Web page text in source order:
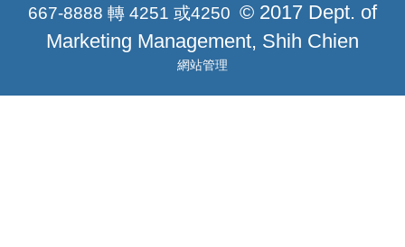
667-8888 轉 4251 或4250 © 2017 Dept. of
Marketing Management, Shih Chien
網站管理